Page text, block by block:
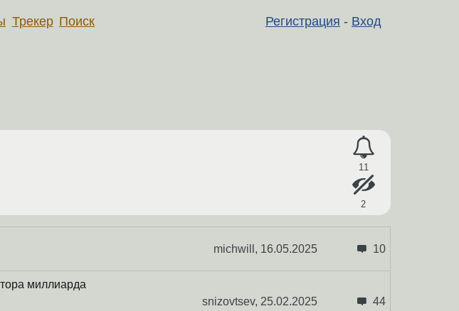
Регистрация - Вход
Трекер Поиск
11
2
10
michwill, 16.05.2025
44
миллиарда
snizovtsev, 25.02.2025